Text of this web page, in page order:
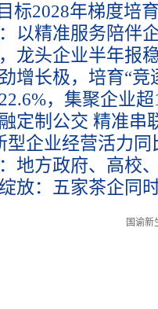
标2028年梯度培
以精准服务陪伴
龙头企业半年报
增长极，培育“竞
，集聚企业
定制公交 精准串
企业经营活力同
地方政府、高校
放：五家茶企同
国谕新